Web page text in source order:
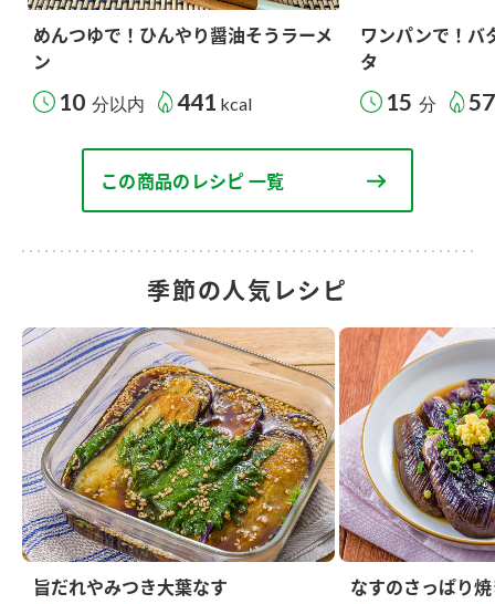
めんつゆで！ひんやり醤油そうラーメ
ン
10 分以内 441 kcal
ワンパンで！バ
タ
15 分
この商品のレシピ 一覧
季節の人気レシピ
旨だれやみつき大葉なす なすのさっぱり